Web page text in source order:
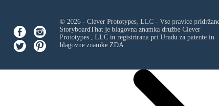
© 2026 - Clever Prototypes, LLC - Vse pravice
StoryboardThat je blagovna znamka družbe Clever
Prototypes , LLCin registrirana pri Uradu za patente in
blagovne znamke ZDA